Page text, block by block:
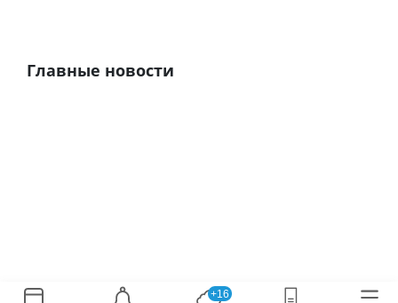
Главные новости
+16